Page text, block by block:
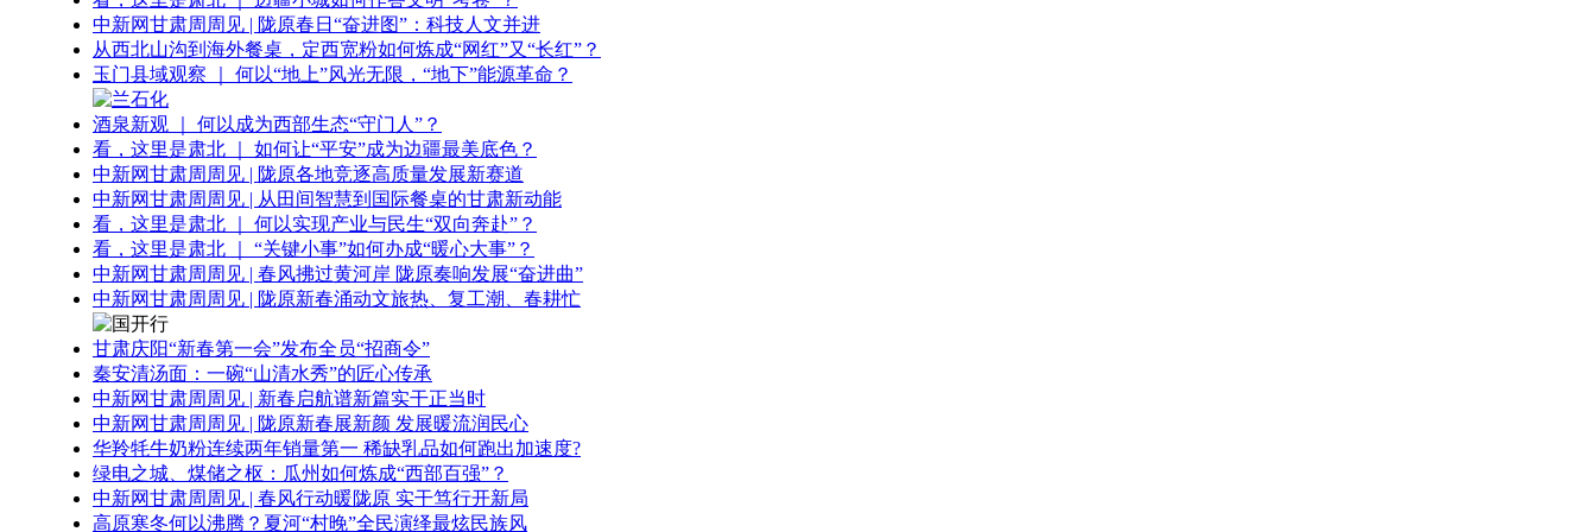
中新网甘肃周周见 | 陇原春日“奋进图”：科技人文并进
从西北山沟到海外餐桌，定西宽粉如何炼成“网红”又“长红”？
玉门县域观察 ｜ 何以“地上”风光无限，“地下”能源革命？
酒泉新观 ｜ 何以成为西部生态“守门人”？
看，这里是肃北 ｜ 如何让“平安”成为边疆最美底色？
中新网甘肃周周见 | 陇原各地竞逐高质量发展新赛道
中新网甘肃周周见 | 从田间智慧到国际餐桌的甘肃新动能
看，这里是肃北 ｜ 何以实现产业与民生“双向奔赴”？
看，这里是肃北 ｜ “关键小事”如何办成“暖心大事”？
中新网甘肃周周见 | 春风拂过黄河岸 陇原奏响发展“奋进曲”
中新网甘肃周周见 | 陇原新春涌动文旅热、复工潮、春耕忙
甘肃庆阳“新春第一会”发布全员“招商令”
秦安清汤面：一碗“山清水秀”的匠心传承
中新网甘肃周周见 | 新春启航谱新篇实干正当时
中新网甘肃周周见 | 陇原新春展新颜 发展暖流润民心
华羚牦牛奶粉连续两年销量第一 稀缺乳品如何跑出加速度?
绿电之城、煤储之枢：瓜州如何炼成“西部百强”？
中新网甘肃周周见 | 春风行动暖陇原 实干笃行开新局
高原寒冬何以沸腾？夏河“村晚”全民演绎最炫民族风